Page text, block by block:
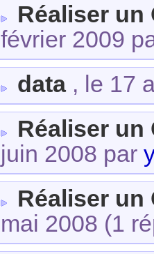
Réaliser un
février 2009
data, le 17
Réaliser un
juin 2008 par
Réaliser un
mai 2008 (1